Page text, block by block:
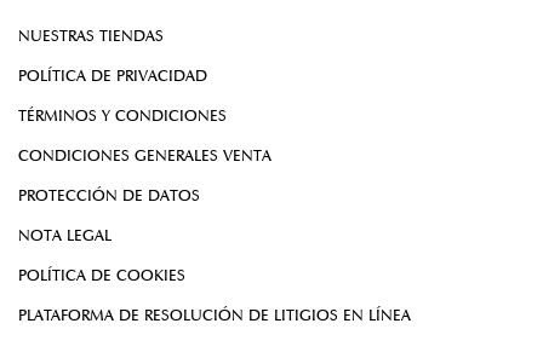
NUESTRAS TIENDAS
POLÍTICA DE PRIVACIDAD
TÉRMINOS Y CONDICIONES
CONDICIONES GENERALES VENTA
PROTECCIÓN DE DATOS
NOTA LEGAL
POLÍTICA DE COOKIES
PLATAFORMA DE RESOLUCIÓN DE LITIGIOS EN LÍNEA